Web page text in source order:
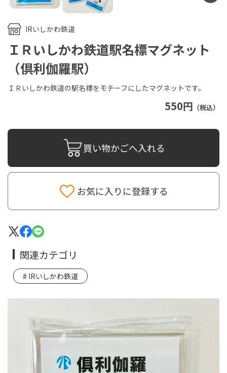
IRいしかわ鉄道
ＩＲいしかわ鉄道駅名標マグネット
（倶利伽羅駅）
550円 （税込）
ＩＲいしかわ鉄道の駅名標をモチーフにしたマグネットです。
買い物かごへ入れる
お気に入りに登録する
関連カテゴリ
IRいしかわ鉄道